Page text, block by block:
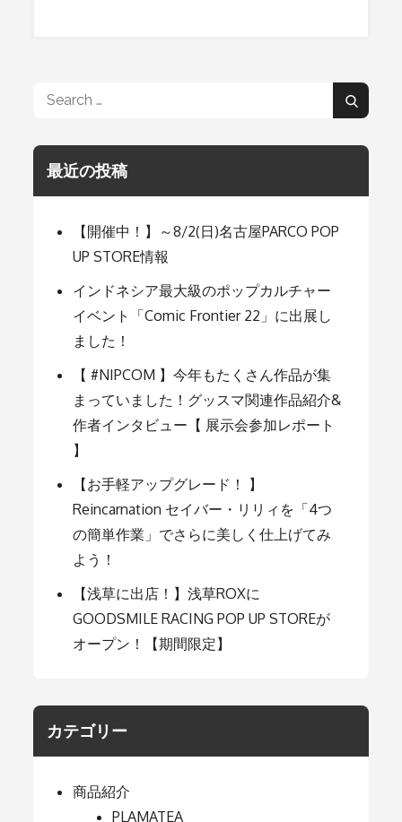
ー
シ
ョ
ン
Search
Search
最近の投稿
【開催中！】～8/2(日)名古屋PARCO POP
UP STORE情報
インドネシア最大級のポップカルチャー
イベント「Comic Frontier 22」に出展し
ました！
【 #NIPCOM 】今年もたくさん作品が集
まっていました！グッスマ関連作品紹介&
作者インタビュー【 展示会参加レポート
】
【お手軽アップグレード！ 】
Reincarnation セイバー・リリィを「4つ
の簡単作業」でさらに美しく仕上げてみ
よう！
【浅草に出店！】浅草ROXに
GOODSMILE RACING POP UP STOREが
オープン！【期間限定】
カテゴリー
商品紹介
PLAMATEA